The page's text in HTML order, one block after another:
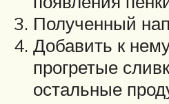
Полученный
Добавить к
прогретые
остальные